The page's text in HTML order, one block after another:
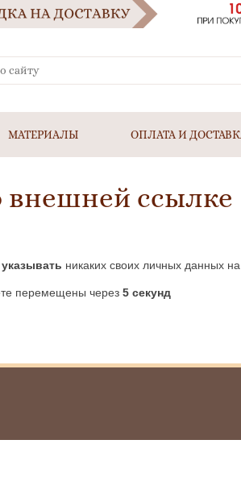
МАТЕРИАЛЫ ОПЛАТА И
внешней ссылке
указывать никаких своих личных данных на
перемещены через 5 секунд